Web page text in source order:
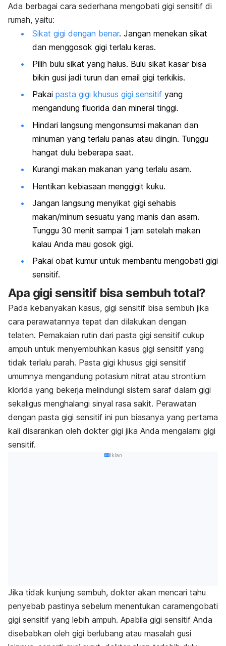
Ada berbagai cara sederhana mengobati gigi sensitif di
rumah, yaitu:
Sikat gigi dengan benar. Jangan menekan sikat
dan menggosok gigi terlalu keras.
Pilih bulu sikat yang halus. Bulu sikat kasar bisa
bikin gusi jadi turun dan email gigi terkikis.
Pakai pasta gigi khusus gigi sensitif yang
mengandung fluorida dan mineral tinggi.
Hindari langsung mengonsumsi makanan dan
minuman yang terlalu panas atau dingin. Tunggu
hangat dulu beberapa saat.
Kurangi makan makanan yang terlalu asam.
Hentikan kebiasaan menggigit kuku.
Jangan langsung menyikat gigi sehabis
makan/minum sesuatu yang manis dan asam.
Tunggu 30 menit sampai 1 jam setelah makan
kalau Anda mau gosok gigi.
Pakai obat kumur untuk membantu mengobati gigi
sensitif.
Apa gigi sensitif bisa sembuh total?
Pada kebanyakan kasus, gigi sensitif bisa sembuh jika
cara perawatannya tepat dan dilakukan dengan
telaten. Pemakaian rutin dari pasta gigi sensitif cukup
ampuh untuk menyembuhkan kasus gigi sensitif yang
tidak terlalu parah. Pasta gigi khusus gigi sensitif
umumnya mengandung potasium nitrat atau strontium
klorida yang bekerja melindungi sistem saraf dalam gigi
sekaligus menghalangi sinyal rasa sakit. Perawatan
dengan pasta gigi sensitif ini pun biasanya yang pertama
kali disarankan oleh dokter gigi jika Anda mengalami gigi
sensitif.
Iklan
Jika tidak kunjung sembuh, dokter akan mencari tahu
penyebab pastinya sebelum menentukan caramengobati
gigi sensitif yang lebih ampuh. Apabila gigi sensitif Anda
disebabkan oleh gigi berlubang atau masalah gusi